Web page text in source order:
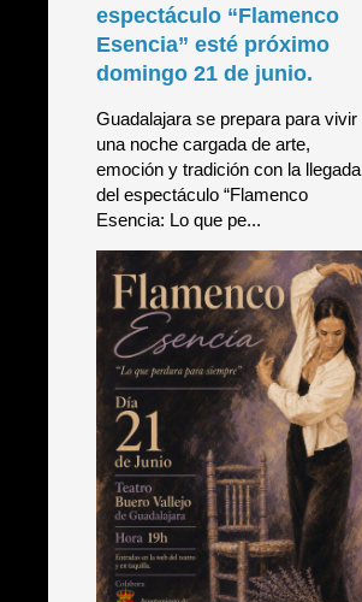
espectáculo “Flamenco
Esencia” esté próximo
domingo 21 de junio.
Guadalajara se prepara para vivir
una noche cargada de arte,
emoción y tradición con la llegada
del espectáculo “Flamenco
Esencia: Lo que pe...